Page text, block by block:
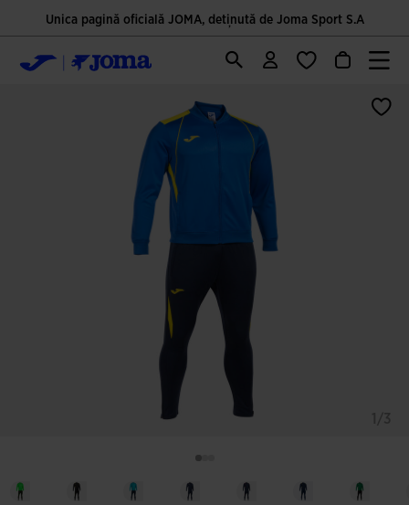
Unica pagină oficială JOMA, deținută de Joma Sport S.A